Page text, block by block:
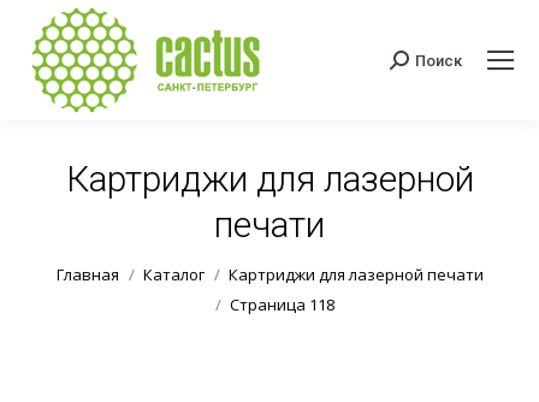
Поиск:
Поиск
Картриджи для лазерной
печати
Вы здесь:
Главная Каталог
Картриджи для лазерной печати
Страница 118